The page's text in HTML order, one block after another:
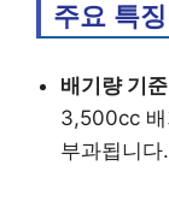
주요 특징
배기량 기
3,500cc 배
부과됩니다.